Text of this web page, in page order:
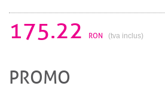
175.22 RON (tva inclus)
PROMO